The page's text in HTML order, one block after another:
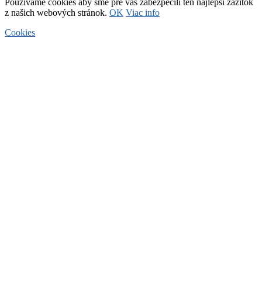
Používame cookies aby sme pre vás zabezpečili ten najlepší zážitok
z našich webových stránok. OK Viac info
Cookies